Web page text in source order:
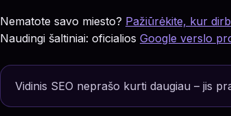
Nematote savo miesto? Pažiūrėkite, kur
Naudingi šaltiniai: oficialios Google verslo
Vidinis SEO neprašo kurti daugiau – jis